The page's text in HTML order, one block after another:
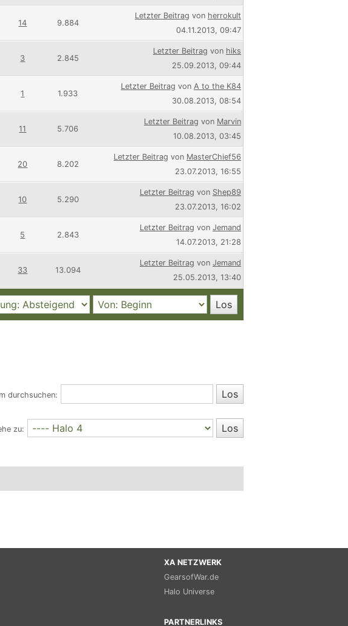
14 9.884
Letzter Beitrag von herrokult
04.11.2013, 09:47
3 2.845
Letzter Beitrag von hiks
25.09.2013, 09:44
1 1.933
Letzter Beitrag von A to the K84
30.08.2013, 08:54
11 5.706
Letzter Beitrag von Marvin
10.08.2013, 03:45
20 8.202
Letzter Beitrag von MasterChief56
23.07.2013, 16:55
10 5.290
Letzter Beitrag von Shep89
23.07.2013, 16:02
5 2.843
Letzter Beitrag von Jemand
14.07.2013, 21:28
33 13.094
Letzter Beitrag von Jemand
25.05.2013, 13:40
durchsuchen:
zu:
XA NETZWERK
GearsofWar.de
Halo Universe
PARTNERLINKS